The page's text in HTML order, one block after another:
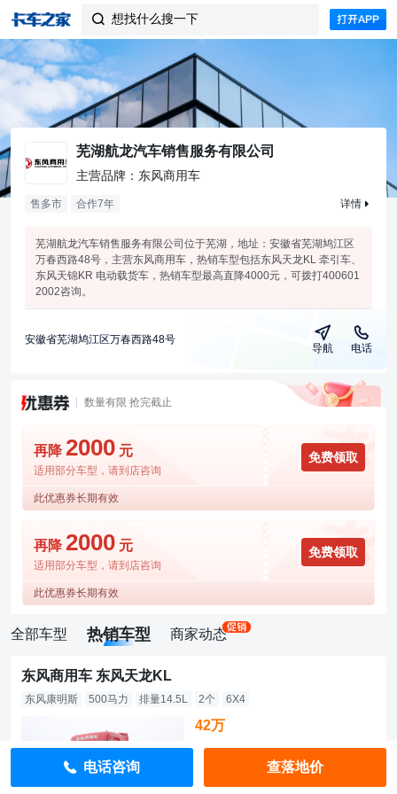
 想找什么搜一下
芜湖航龙汽车销售服务有限公司
主营品牌：东风商用车
售多市 合作7年 详情
芜湖航龙汽车销售服务有限公司位于芜湖，地址：安徽省芜湖鸠江区
万春西路48号，主营东风商用车，热销车型包括东风天龙KL 牵引车、
东风天锦KR 电动载货车，热销车型最高直降4000元，可拨打400601
2002咨询。
安徽省芜湖鸠江区万春西路48号
导航 电话
数量有限 抢完截止
再降 2000 元
适用部分车型，请到店咨询
免费领取
此优惠券长期有效
再降 2000 元
适用部分车型，请到店咨询
免费领取
此优惠券长期有效
全部车型 热销车型 商家动态
东风商用车 东风天龙KL
东风康明斯 500马力 排量14.5L 2个 6X4
42万
直降3500元
指导价：42.35万
电话咨询 查落地价